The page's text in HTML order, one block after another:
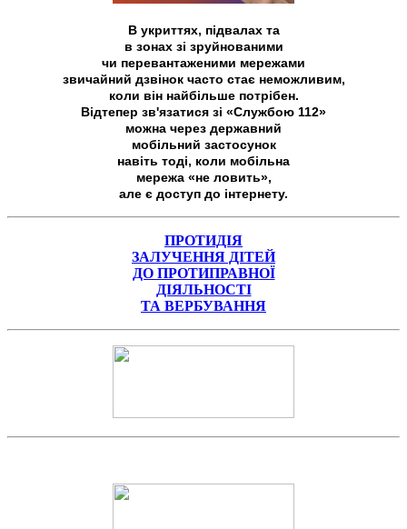
В укриттях, підвалах та
в зонах зі зруйнованими
чи перевантаженими мережами
звичайний дзвінок часто стає неможливим,
коли він найбільше потрібен.
Відтепер зв'язатися зі «Службою 112»
можна через державний
мобільний застосунок
навіть тоді, коли мобільна
мережа «не ловить»,
але є доступ до інтернету.
ПРОТИДІЯ
ЗАЛУЧЕННЯ ДІТЕЙ
ДО ПРОТИПРАВНОЇ
ДІЯЛЬНОСТІ
ТА ВЕРБУВАННЯ